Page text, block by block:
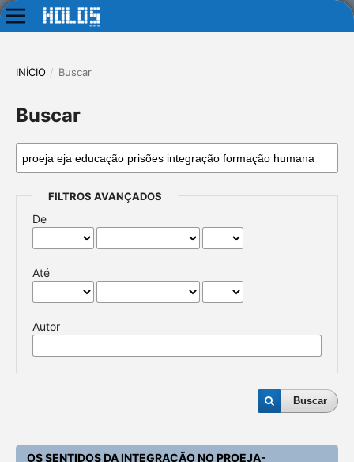
INÍCIO / Buscar
Buscar
FILTROS AVANÇADOS
De
Até
Autor
Buscar
OS SENTIDOS DA INTEGRAÇÃO NO PROEJA-